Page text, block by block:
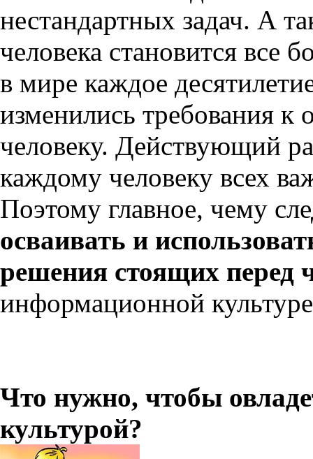
нестандартных задач. А
человека становится все
в мире каждое
изменились требования к
человеку. Действующий
каждому человеку всех
Поэтому главное, чему
осваивать и
решения стоящих перед
информационной
Что нужно, чтобы
культурой?